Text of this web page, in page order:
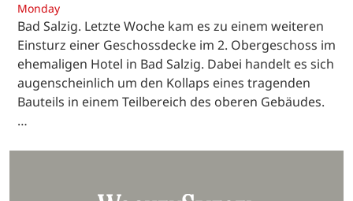
Monday
Bad Salzig. Letzte Woche kam es zu einem weiteren
Einsturz einer Geschossdecke im 2. Obergeschoss im
ehemaligen Hotel in Bad Salzig. Dabei handelt es sich
augenscheinlich um den Kollaps eines tragenden
Bauteils in einem Teilbereich des oberen Gebäudes.
…